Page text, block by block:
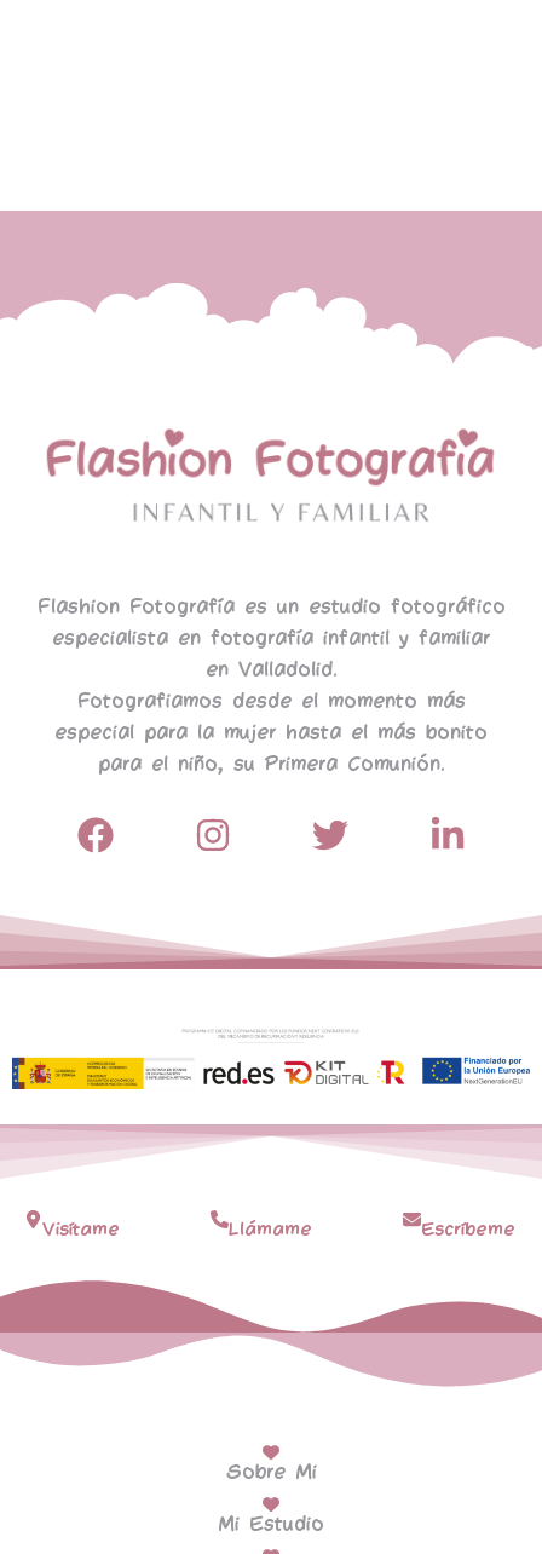
Flashion Fotografía es un estudio fotográfico
especialista en fotografía infantil y familiar
en Valladolid.
Fotografiamos desde el momento más
especial para la mujer hasta el más bonito
para el niño, su Primera Comunión.
Visítame Llámame Escríbeme
Sobre Mi
Mi Estudio